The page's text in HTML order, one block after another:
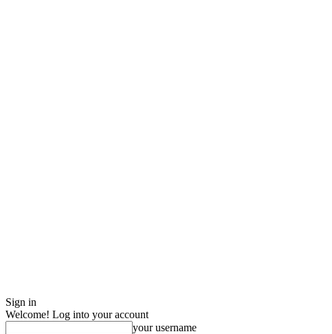
Sign in
Welcome! Log into your account
your username